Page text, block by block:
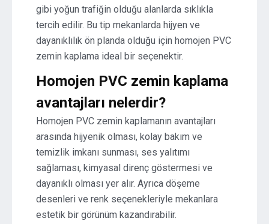
gibi yoğun trafiğin olduğu alanlarda sıklıkla
tercih edilir. Bu tip mekanlarda hijyen ve
dayanıklılık ön planda olduğu için homojen PVC
zemin kaplama ideal bir seçenektir.
Homojen PVC zemin kaplama
avantajları nelerdir?
Homojen PVC zemin kaplamanın avantajları
arasında hijyenik olması, kolay bakım ve
temizlik imkanı sunması, ses yalıtımı
sağlaması, kimyasal direnç göstermesi ve
dayanıklı olması yer alır. Ayrıca döşeme
desenleri ve renk seçenekleriyle mekanlara
estetik bir görünüm kazandırabilir.